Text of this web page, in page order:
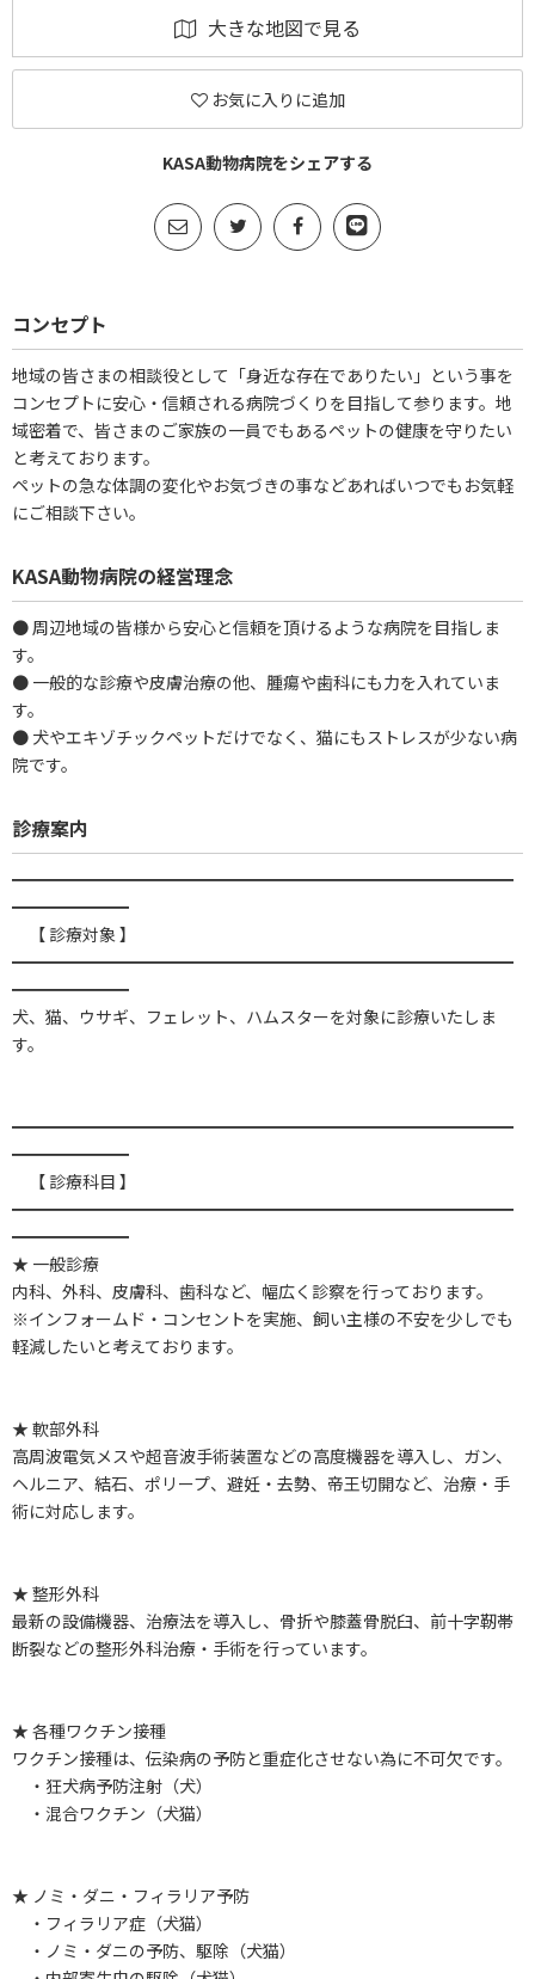
大きな地図で見る
お気に入りに追加
KASA動物病院をシェアする
コンセプト
地域の皆さまの相談役として「身近な存在でありたい」という事を
コンセプトに安心・信頼される病院づくりを目指して参ります。地
域密着で、皆さまのご家族の一員でもあるペットの健康を守りたい
と考えております。
ペットの急な体調の変化やお気づきの事などあればいつでもお気軽
にご相談下さい。
KASA動物病院の経営理念
● 周辺地域の皆様から安心と信頼を頂けるような病院を目指しま
す。
● 一般的な診療や皮膚治療の他、腫瘍や歯科にも力を入れていま
す。
● 犬やエキゾチックペットだけでなく、猫にもストレスが少ない病
院です。
診療案内
━━━━━━━━━━━━━━━━━━━━━━━━━━━━━━
━━━━━━━
【 診療対象 】
━━━━━━━━━━━━━━━━━━━━━━━━━━━━━━
━━━━━━━
犬、猫、ウサギ、フェレット、ハムスターを対象に診療いたしま
す。
━━━━━━━━━━━━━━━━━━━━━━━━━━━━━━
━━━━━━━
【 診療科目 】
━━━━━━━━━━━━━━━━━━━━━━━━━━━━━━
━━━━━━━
★ 一般診療
内科、外科、皮膚科、歯科など、幅広く診察を行っております。
※インフォームド・コンセントを実施、飼い主様の不安を少しでも
軽減したいと考えております。
★ 軟部外科
高周波電気メスや超音波手術装置などの高度機器を導入し、ガン、
ヘルニア、結石、ポリープ、避妊・去勢、帝王切開など、治療・手
術に対応します。
★ 整形外科
最新の設備機器、治療法を導入し、骨折や膝蓋骨脱臼、前十字靭帯
断裂などの整形外科治療・手術を行っています。
★ 各種ワクチン接種
ワクチン接種は、伝染病の予防と重症化させない為に不可欠です。
・狂犬病予防注射（犬）
・混合ワクチン（犬猫）
★ ノミ・ダニ・フィラリア予防
・フィラリア症（犬猫）
・ノミ・ダニの予防、駆除（犬猫）